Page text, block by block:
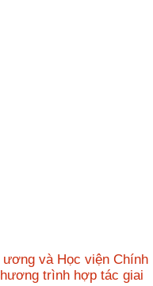
và Học viện Chính
trình hợp tác giai